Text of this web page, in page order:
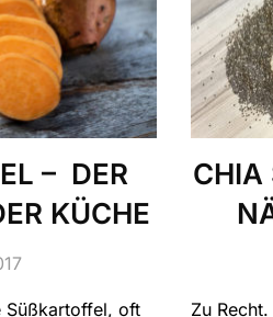
– DER
KÜCHE
Süßkartoffel, oft
CHIA
Zu